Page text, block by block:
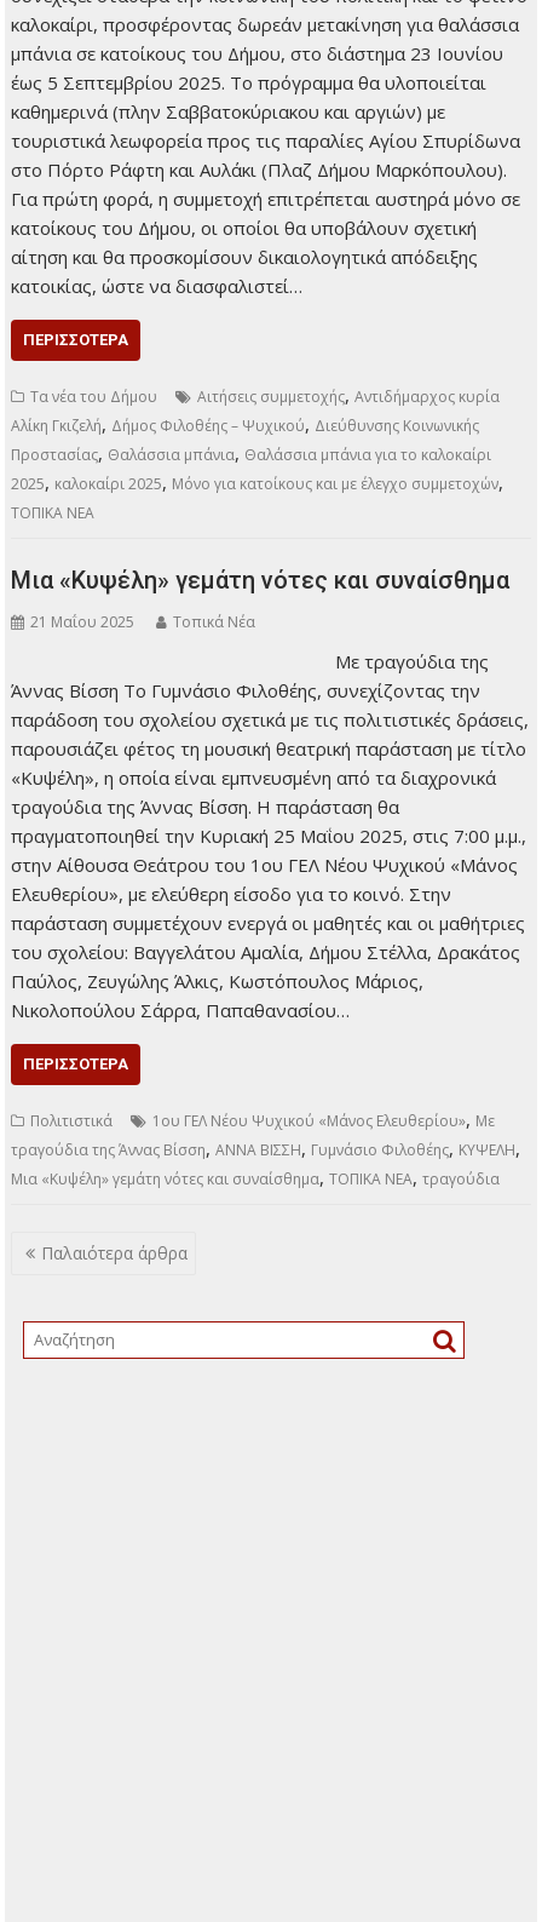
21 Μαΐου 2025 Τοπικά Νέα
Μόνο για κατοίκους
και με έλεγχο
συμμετοχών Ο Δήμος
Φιλοθέης-Ψυχικού
συνεχίζει σταθερά την
κοινωνική του
πολιτική και το φετινό
καλοκαίρι,
προσφέροντας δωρεάν μετακίνηση για θαλάσσια μπάνια σε
κατοίκους του Δήμου, στο διάστημα 23 Ιουνίου έως 5
Σεπτεμβρίου 2025. Το πρόγραμμα θα υλοποιείται
τουριστικά λεωφορεία προς τις παραλίες Αγίου Σπυρίδωνα
στο Πόρτο Ράφτη και Αυλάκι (Πλαζ Δήμου Μαρκόπουλου).
Για πρώτη φορά, η συμμετοχή επιτρέπεται αυστηρά μόνο σε
κατοίκους του Δήμου, οι οποίοι θα υποβάλουν σχετική
αίτηση και θα προσκομίσουν δικαιολογητικά απόδειξης
Αιτήσεις συμμετοχής,Αντιδήμαρχος κυρία
Αλίκη Γκιζελή,Δήμος Φιλοθέης – Ψυχικού,Διεύθυνσης Κοινωνικής
Προστασίας ,Θαλάσσια μπάνια,Θαλάσσια μπάνια για το καλοκαίρι
2025,καλοκαίρι 2025,Μόνο για κατοίκους και με έλεγχο συμμετοχών,
ΤΟΠΙΚΑ ΝΕΑ
Μια «Κυψέλη» γεμάτη νότες και συναίσθημα
21 Μαΐου 2025 Τοπικά Νέα
Mε τραγούδια της
Άννας Βίσση Το Γυμνάσιο Φιλοθέης, συνεχίζοντας την
παράδοση του σχολείου σχετικά με τις πολιτιστικές δράσεις,
παρουσιάζει φέτος τη μουσική θεατρική παράσταση με τίτλο
«Κυψέλη», η οποία είναι εμπνευσμένη από τα διαχρονικά
τραγούδια της Άννας Βίσση. Η παράσταση θα
στην Αίθουσα Θεάτρου του 1ου ΓΕΛ Νέου Ψυχικού «Μάνος
Ελευθερίου», με ελεύθερη είσοδο για το κοινό. Στην
παράσταση συμμετέχουν ενεργά οι μαθητές και οι μαθήτριες
Παύλος, Ζευγώλης Άλκις, Κωστόπουλος Μάριος,
Νικολοπούλου Σάρρα, Παπαθανασίου…
ΠΕΡΙΣΣΌΤΕΡΑ